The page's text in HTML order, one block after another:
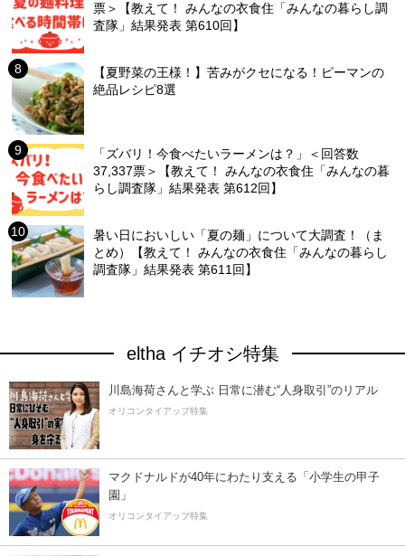
票＞【教えて！ みんなの衣食住「みんなの暮らし調
査隊」結果発表 第610回】
【夏野菜の王様！】苦みがクセになる！ピーマンの
絶品レシピ8選
「ズバリ！今食べたいラーメンは？」＜回答数
37,337票＞【教えて！ みんなの衣食住「みんなの暮
らし調査隊」結果発表 第612回】
暑い日においしい「夏の麺」について大調査！（ま
とめ）【教えて！ みんなの衣食住「みんなの暮らし
調査隊」結果発表 第611回】
eltha イチオシ特集
川島海荷さんと学ぶ 日常に潜む“人身取引”のリアル
オリコンタイアップ特集
マクドナルドが40年にわたり支える「小学生の甲子
園」
オリコンタイアップ特集